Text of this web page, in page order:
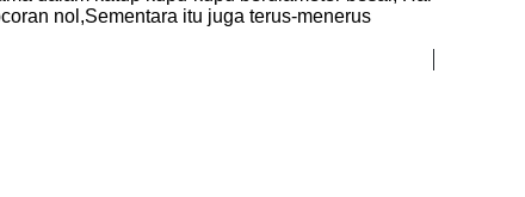
nol,Sementara itu juga terus-menerus